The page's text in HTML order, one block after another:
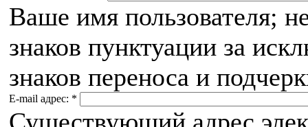
Ваше имя пользователя;
знаков пунктуации за
знаков переноса и
E-mail адрес: *